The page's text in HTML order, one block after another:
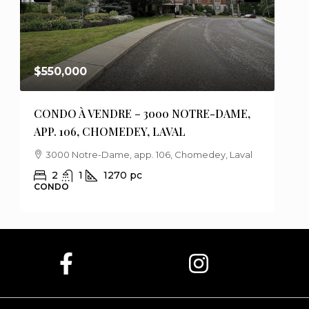
$550,000
CONDO À VENDRE – 3000 NOTRE-DAME,
APP. 106, CHOMEDEY, LAVAL
3000 Notre-Dame, app. 106, Chomedey, Laval
2 1 1270 pc
CONDO